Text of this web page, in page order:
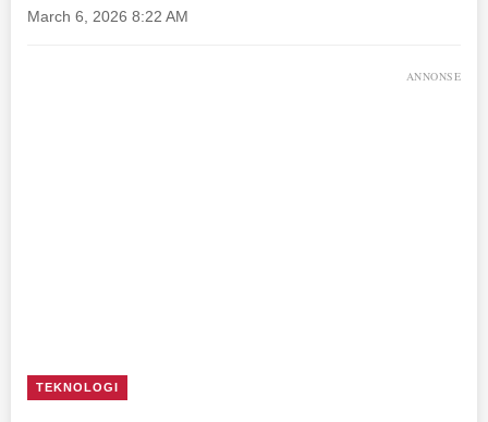
March 6, 2026 8:22 AM
ANNONSE
TEKNOLOGI